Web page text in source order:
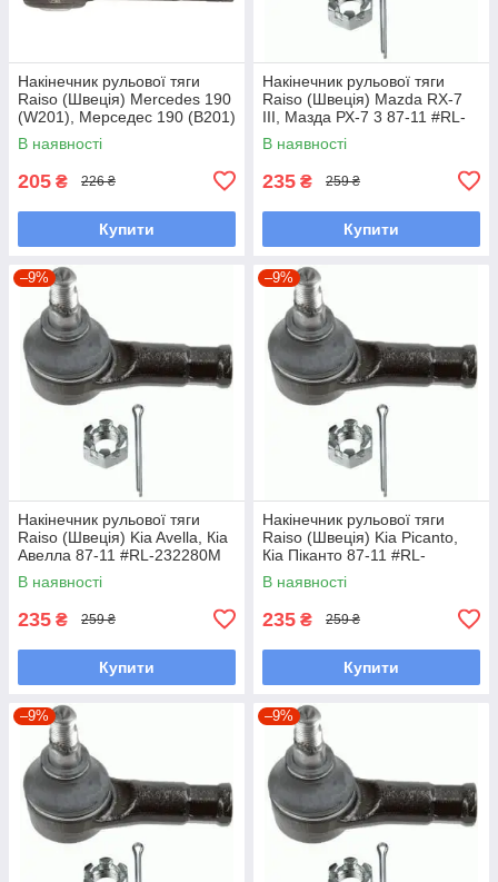
Накінечник рульової тяги
Raiso (Швеція) Mercedes 190
(W201), Мерседес 190 (В201)
82-93 #RL-338110M
UAFWFCZ7
В наявності
205 ₴ 226 ₴
Купити
Накінечник рульової тяги
Raiso (Швеція) Mazda RX-7
III, Мазда РХ-7 3 87-11 #RL-
232280M UACYWKM7
В наявності
235 ₴ 259 ₴
Купити
–9%
Накінечник рульової тяги
Raiso (Швеція) Kia Avella, Кіа
Авелла 87-11 #RL-232280M
UAOBSGK7
В наявності
235 ₴ 259 ₴
Купити
–9%
Накінечник рульової тяги
Raiso (Швеція) Kia Picanto,
Кіа Піканто 87-11 #RL-
232280M UAOBSGK7
В наявності
235 ₴ 259 ₴
Купити
–9% –9%